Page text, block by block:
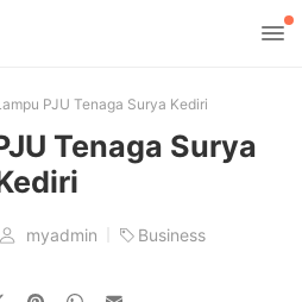
PJU Tenaga Surya Kediri
Tenaga Surya
myadmin Business